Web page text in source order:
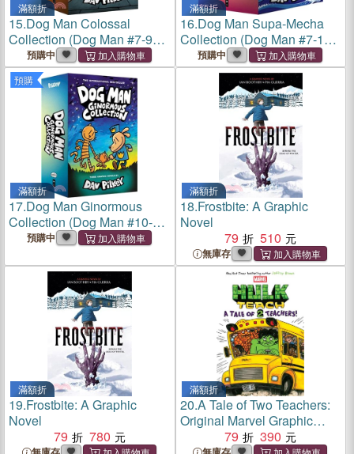
滿額折
15.Dog Man Colossal
Collection (Dog Man #7-9
Box Set)
預購中
滿額折
16.Dog Man Supa-Mecha
Collection (Dog Man #7-12
Box Set)
預購中
預購
滿額折
17.Dog Man Ginormous
Collection (Dog Man #10-12
Box Set)
預購中
滿額折
18.Frostbite: A Graphic
Novel
79
510
無庫存
滿額折
19.Frostbite: A Graphic
Novel
79
780
滿額折
20.A Tale of Two Teachers:
Original Marvel Graphic
Novel (Hulk Teach! #2)
79 390